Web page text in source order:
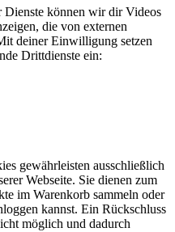
Dienste können wir dir Videos
die von externen
deiner Einwilligung setzen
Drittdienste ein:
gewährleisten ausschließlich
Webseite. Sie dienen zum
im Warenkorb sammeln oder
kannst. Ein Rückschluss
möglich und dadurch